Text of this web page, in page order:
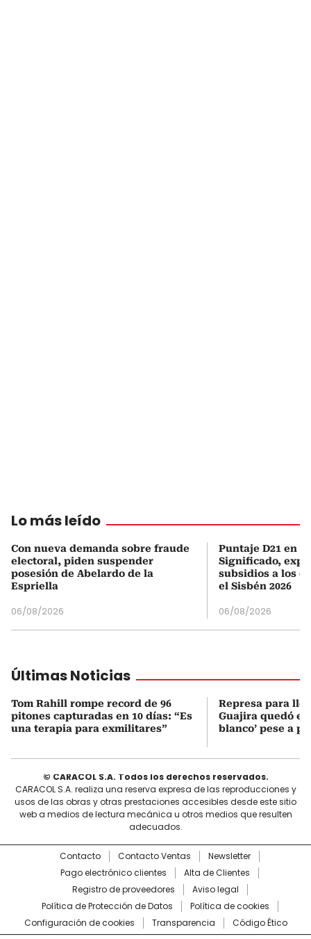
Lo más leído
Con nueva demanda sobre fraude
electoral, piden suspender
posesión de Abelardo de la
Espriella
06/08/2026
Puntaje D21 en
Significado,
subsidios a los
el Sisbén 2026
06/08/2026
Últimas Noticias
Tom Rahill rompe record de 96
pitones capturadas en 10 días: “Es
una terapia para exmilitares”
Represa para
Guajira quedó en
blanco’ pese a
© CARACOL S.A. Todos los derechos reservados.
CARACOL S.A. realiza una reserva expresa de las reproducciones y
usos de las obras y otras prestaciones accesibles desde este sitio
web a medios de lectura mecánica u otros medios que resulten
adecuados.
Contacto Contacto Ventas
Newsletter
Pago electrónico clientes
Alta de Clientes
Registro de proveedores
Aviso legal
Política de Protección de Datos
Política de cookies
Configuración de cookies
Transparencia Código Ético